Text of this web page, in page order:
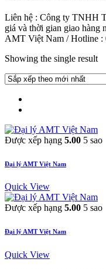
Liên hệ : Công ty TNHH
giá và thời gian giao hàng
AMT Việt Nam / Hotline :
Showing the single result
Được xếp hạng 5.00 5 sao
Đại lý AMT Việt Nam
Quick View
Được xếp hạng 5.00 5 sao
Đại lý AMT Việt Nam
Quick View